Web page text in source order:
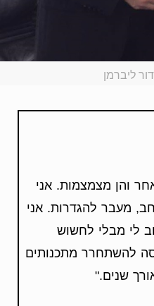
ליברמן
והן מצמצמות. אני
מעבר להגדרות. אני
לי מבלי לחשוש
להשתחרר מתכנותים
שנים."